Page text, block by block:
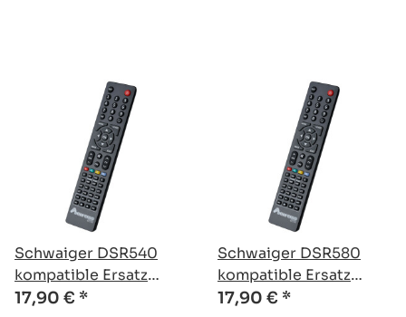
Schwaiger DSR540
kompatible Ersatz
Fernbedienung
17,90 € *
Schwaiger DSR580
kompatible Ersatz
Fernbedienung
17,90 € *